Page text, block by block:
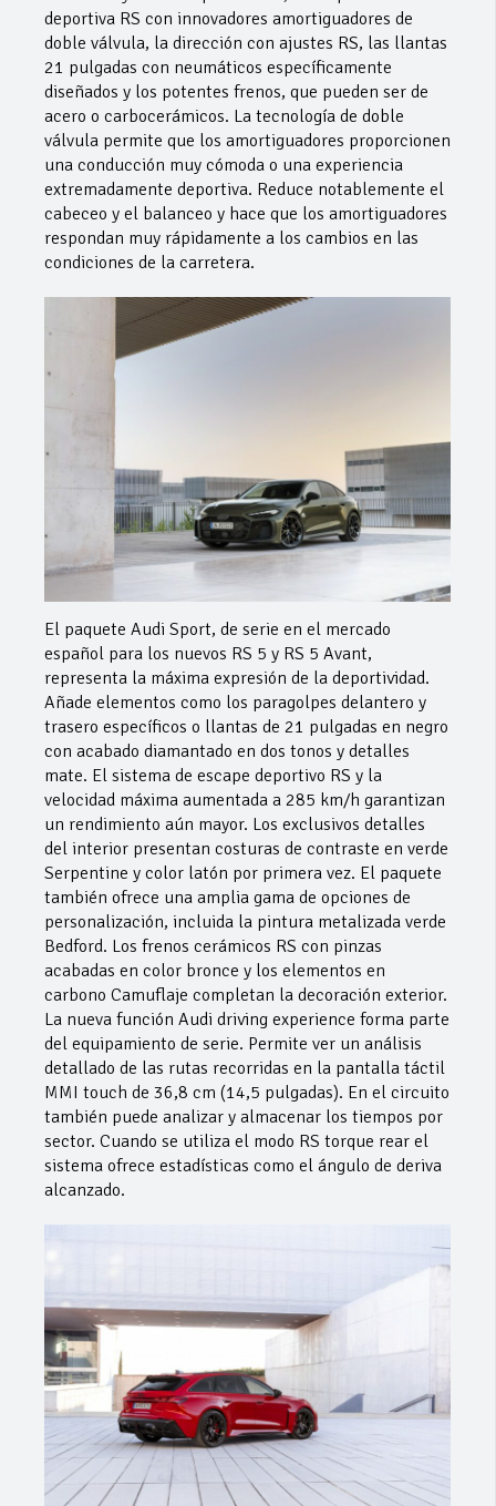
deportiva RS con innovadores amortiguadores de
doble válvula, la dirección con ajustes RS, las llantas
21 pulgadas con neumáticos específicamente
diseñados y los potentes frenos, que pueden ser de
acero o carbocerámicos. La tecnología de doble
válvula permite que los amortiguadores proporcionen
una conducción muy cómoda o una experiencia
extremadamente deportiva. Reduce notablemente el
cabeceo y el balanceo y hace que los amortiguadores
respondan muy rápidamente a los cambios en las
condiciones de la carretera.
El paquete Audi Sport, de serie en el mercado
español para los nuevos RS 5 y RS 5 Avant,
representa la máxima expresión de la deportividad.
Añade elementos como los paragolpes delantero y
trasero específicos o llantas de 21 pulgadas en negro
con acabado diamantado en dos tonos y detalles
mate. El sistema de escape deportivo RS y la
velocidad máxima aumentada a 285 km/h garantizan
un rendimiento aún mayor. Los exclusivos detalles
del interior presentan costuras de contraste en verde
Serpentine y color latón por primera vez. El paquete
también ofrece una amplia gama de opciones de
personalización, incluida la pintura metalizada verde
Bedford. Los frenos cerámicos RS con pinzas
acabadas en color bronce y los elementos en
carbono Camuflaje completan la decoración exterior.
La nueva función Audi driving experience forma parte
del equipamiento de serie. Permite ver un análisis
detallado de las rutas recorridas en la pantalla táctil
MMI touch de 36,8 cm (14,5 pulgadas). En el circuito
también puede analizar y almacenar los tiempos por
sector. Cuando se utiliza el modo RS torque rear el
sistema ofrece estadísticas como el ángulo de deriva
alcanzado.